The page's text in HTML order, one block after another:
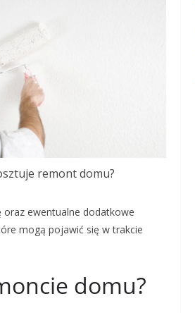
remont domu?
oraz ewentualne dodatkowe
mogą pojawić się w trakcie
domu?